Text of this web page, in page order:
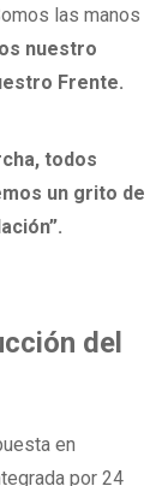
las manos
nuestro
Frente.
todos
un grito de
del
en
por 24